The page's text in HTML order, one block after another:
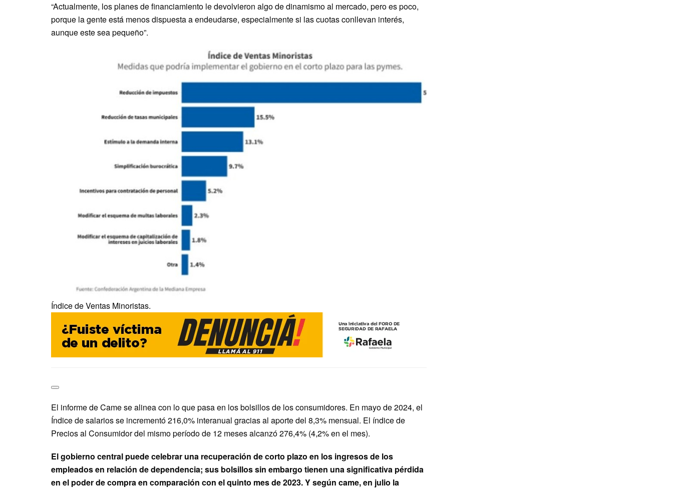
“Actualmente, los planes de financiamiento le devolvieron algo de dinamismo al mercado, pero es poco,
porque la gente está menos dispuesta a endeudarse, especialmente si las cuotas conllevan interés,
aunque este sea pequeño”.
Índice de Ventas Minoristas.
El informe de Came se alinea con lo que pasa en los bolsillos de los consumidores. En mayo de 2024, el
Índice de salarios se incrementó 216,0% interanual gracias al aporte del 8,3% mensual. El índice de
Precios al Consumidor del mismo período de 12 meses alcanzó 276,4% (4,2% en el mes).
El gobierno central puede celebrar una recuperación de corto plazo en los ingresos de los
empleados en relación de dependencia; sus bolsillos sin embargo tienen una significativa pérdida
en el poder de compra en comparación con el quinto mes de 2023. Y según came, en julio la